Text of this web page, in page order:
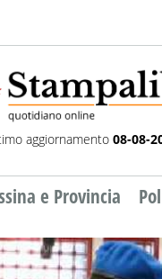
aggiornamento 08-08-
e Provincia